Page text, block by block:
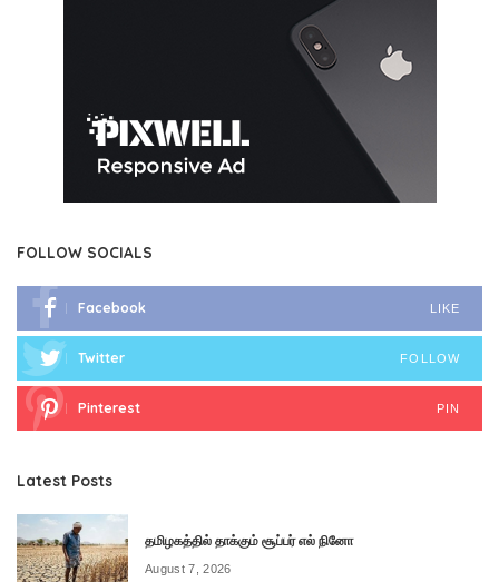
FOLLOW SOCIALS
Facebook LIKE
Twitter FOLLOW
Pinterest PIN
Latest Posts
தமிழகத்தில் தாக்கும் சூப்பர் எல் நினோ
August 7, 2026